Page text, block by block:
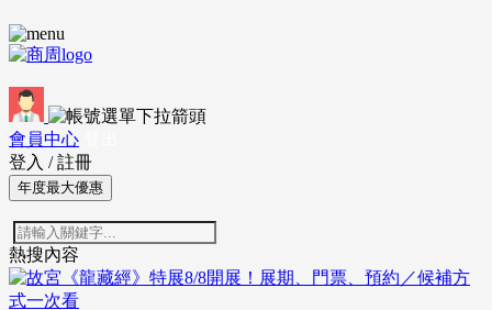
會員中心
登入 / 註冊
年度最大優惠
熱搜內容